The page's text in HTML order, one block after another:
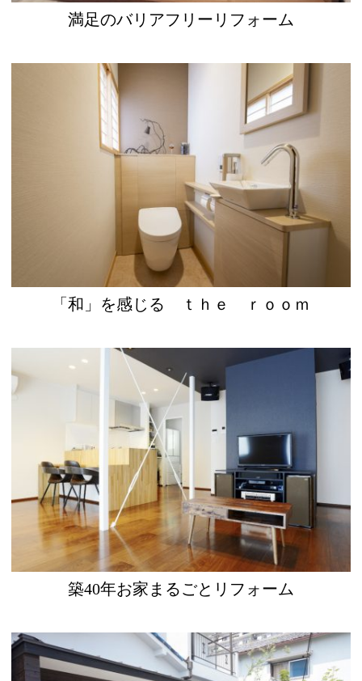
満足のバリアフリーリフォーム
「和」を感じる ｔｈｅ ｒｏｏｍ
築40年お家まるごとリフォーム